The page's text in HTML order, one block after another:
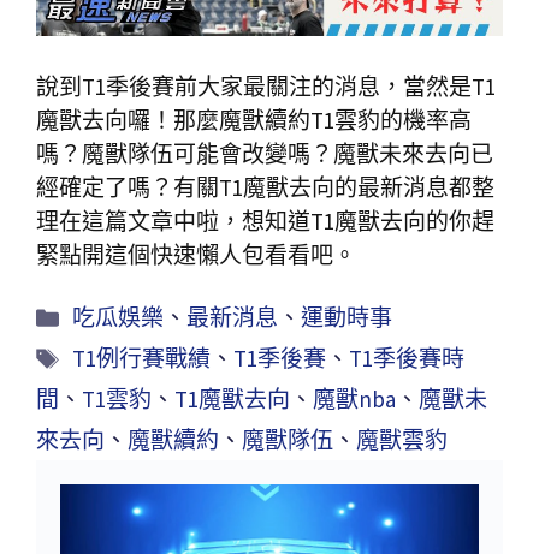
說到T1季後賽前大家最關注的消息，當然是T1
魔獸去向囉！那麼魔獸續約T1雲豹的機率高
嗎？魔獸隊伍可能會改變嗎？魔獸未來去向已
經確定了嗎？有關T1魔獸去向的最新消息都整
理在這篇文章中啦，想知道T1魔獸去向的你趕
緊點開這個快速懶人包看看吧。
吃瓜娛樂 、最新消息 、運動時事
T1例行賽戰績 、 T1季後賽 、 T1季後賽時
間 、 T1雲豹 、 T1魔獸去向 、 魔獸nba 、 魔獸未
來去向 、 魔獸續約 、 魔獸隊伍 、 魔獸雲豹